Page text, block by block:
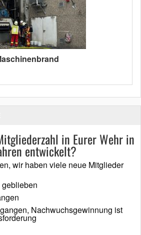
in Eurer Wehr in
entwickelt?
wir haben viele neue Mitglieder
Nachwuchsgewinnung ist